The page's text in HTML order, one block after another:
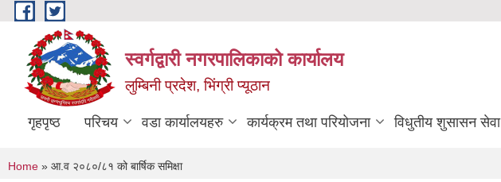
Skip to main content
स्वर्गद्वारी नगरपालिकाको कार्यालय
लुम्बिनी प्रदेश, भिंग्री प्यूठान
गृहपृष्ठ परिचय वडा कार्यालयहरु कार्यक्रम तथा परियोजना विधुतीय शुसासन सेवा
You are here
Home » आ.व २०८०/८१ को बार्षिक समिक्षा